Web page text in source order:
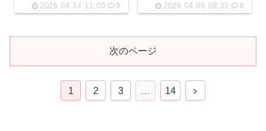
2026.04.14 11:00 0 2026.04.05 08:31 0
次のページ
1 2 3 … 14
次